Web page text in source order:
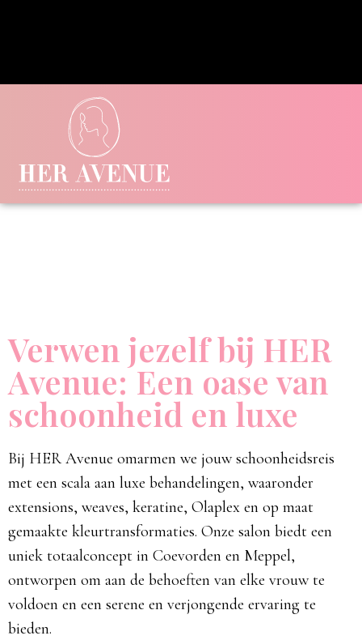
Verwen jezelf bij HER
Avenue: Een oase van
schoonheid en luxe
Bij HER Avenue omarmen we jouw schoonheidsreis
met een scala aan luxe behandelingen, waaronder
extensions, weaves, keratine, Olaplex en op maat
gemaakte kleurtransformaties. Onze salon biedt een
uniek totaalconcept in Coevorden en Meppel,
ontworpen om aan de behoeften van elke vrouw te
voldoen en een serene en verjongende ervaring te
bieden.